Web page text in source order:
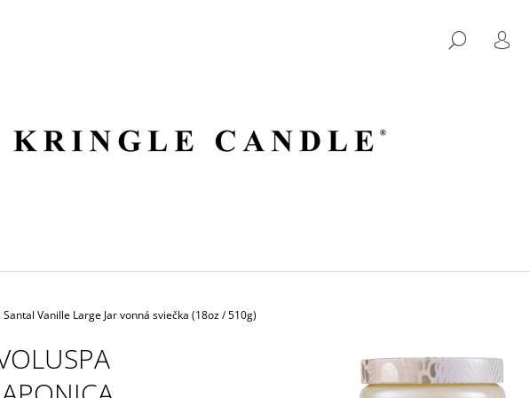
HĽADAŤ
Santal Vanille Large Jar vonná sviečka (18oz / 510g)
HERMANOS APOTHECARY VOLUSPA JAPONICA FORAGED